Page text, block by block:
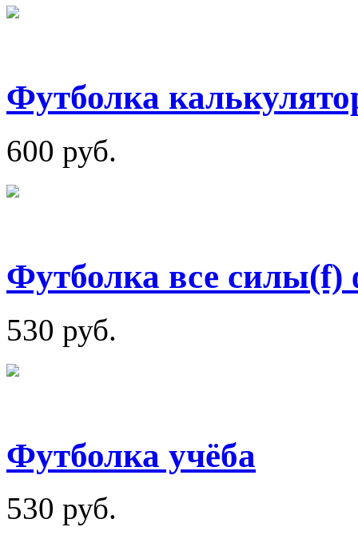
Футболка
600 руб.
Футболка все силы(f)
530 руб.
Футболка учёба
530 руб.